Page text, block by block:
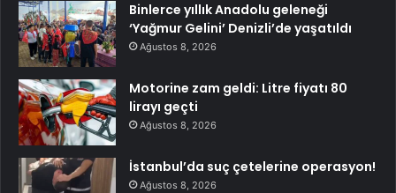
Binlerce yıllık Anadolu geleneği
‘Yağmur Gelini’ Denizli’de yaşatıldı
Ağustos 8, 2026
Motorine zam geldi: Litre fiyatı 80
lirayı geçti
Ağustos 8, 2026
İstanbul’da suç çetelerine operasyon!
Ağustos 8, 2026